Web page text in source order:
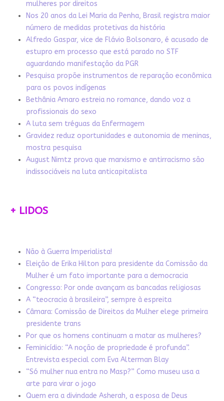
mulheres por direitos
Nos 20 anos da Lei Maria da Penha, Brasil registra maior
número de medidas protetivas da história
Alfredo Gaspar, vice de Flávio Bolsonaro, é acusado de
estupro em processo que está parado no STF
aguardando manifestação da PGR
Pesquisa propõe instrumentos de reparação econômica
para os povos indígenas
Bethânia Amaro estreia no romance, dando voz a
profissionais do sexo
A luta sem tréguas da Enfermagem
Gravidez reduz oportunidades e autonomia de meninas,
mostra pesquisa
August Nimtz prova que marxismo e antirracismo são
indissociáveis na luta anticapitalista
+ LIDOS
Não à Guerra Imperialista!
Eleição de Erika Hilton para presidente da Comissão da
Mulher é um fato importante para a democracia
Congresso: Por onde avançam as bancadas religiosas
A “teocracia à brasileira”, sempre à espreita
Câmara: Comissão de Direitos da Mulher elege primeira
presidente trans
Por que os homens continuam a matar as mulheres?
Feminicídio: “A noção de propriedade é profunda”.
Entrevista especial com Eva Alterman Blay
“Só mulher nua entra no Masp?” Como museu usa a
arte para virar o jogo
Quem era a divindade Asherah, a esposa de Deus